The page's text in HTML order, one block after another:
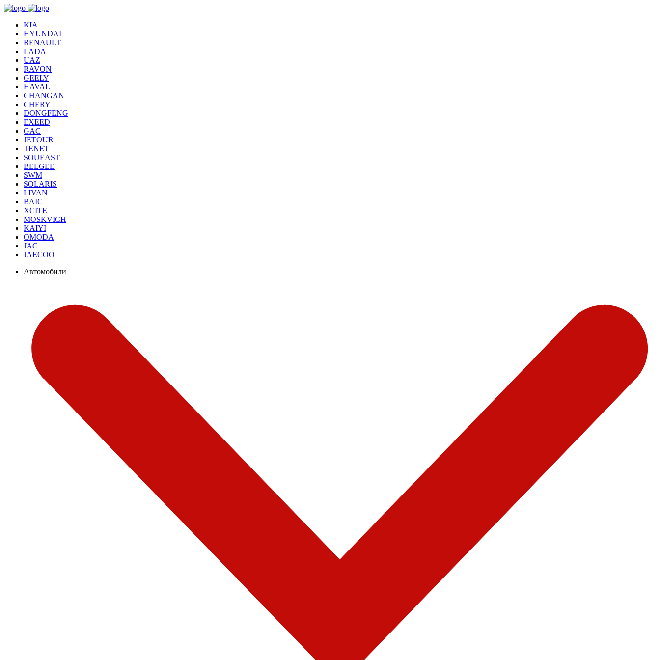
KIA
HYUNDAI
RENAULT
LADA
UAZ
RAVON
GEELY
HAVAL
CHANGAN
CHERY
DONGFENG
EXEED
GAC
JETOUR
TENET
SOUEAST
BELGEE
SWM
SOLARIS
LIVAN
BAIC
XCITE
MOSKVICH
KAIYI
OMODA
JAC
JAECOO
Автомобили